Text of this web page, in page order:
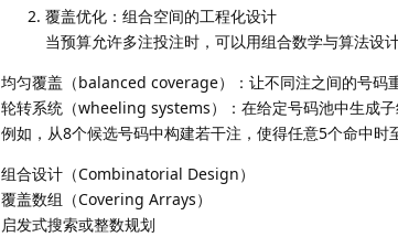
覆盖优化：组合空间的工程化设计
当预算允许多注投注时，可以用组合数学与算法设
均匀覆盖（balanced coverage）：让不同注之间的号码
轮转系统（wheeling systems）：在给定号码池中生成
例如，从8个候选号码中构建若干注，使得任意5个命中时
组合设计（Combinatorial Design）
覆盖数组（Covering Arrays）
启发式搜索或整数规划